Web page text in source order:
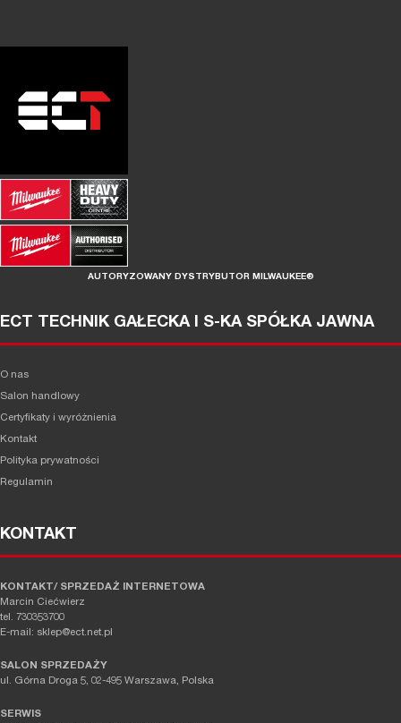
AUTORYZOWANY DYSTRYBUTOR MILWAUKEE®
ECT TECHNIK GAŁECKA I S-KA SPÓŁKA JAWNA
O nas
Salon handlowy
Certyfikaty i wyróżnienia
Kontakt
Polityka prywatności
Regulamin
KONTAKT
KONTAKT/ SPRZEDAŻ INTERNETOWA
Marcin Ciećwierz
tel. 730353700
E-mail: sklep@ect.net.pl
SALON SPRZEDAŻY
ul. Górna Droga 5, 02-495 Warszawa, Polska
SERWIS